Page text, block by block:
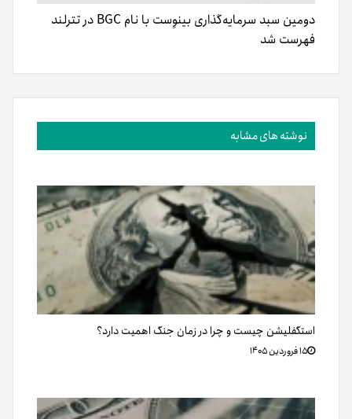
دومین سبد سرمایه‌گذاری بینوِست با نام BGC در تترلند
فهرست شد
نوشته های مشابه
استگفلیشن چیست و چرا در زمان جنگ اهمیت دارد؟
۱۵ فروردین ۱۴۰۵